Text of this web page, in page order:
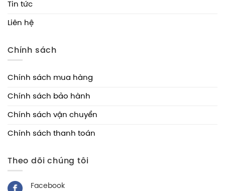
Tin tức
Liên hệ
Chính sách
Chính sách mua hàng
Chính sách bảo hành
Chính sách vận chuyển
Chính sách thanh toán
Theo dõi chúng tôi
Facebook